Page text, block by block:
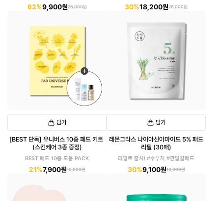
62%9,900원26,000원 30%18,200원26,000원
담기
[BEST 단독] 유니버스 10종 패드 키트
(스킨케어 3종 증정)
BEST 패드 10종 모음 PACK
21%7,900원10,000원
담기
레몬그라스 나이아신아마이드 5% 패드
리필 (30매)
리필로 출시! #수부지 #깐달걀패드
30%9,100원13,000원